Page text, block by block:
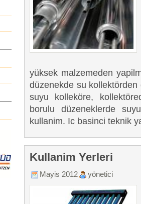
yüksek malzemeden
düzenekde su
suyu kolleköre,
borulu düzeneklerde
kullanim. Ic basinci teknik
Kullanim Yerleri
Mayis 2012 yönetici